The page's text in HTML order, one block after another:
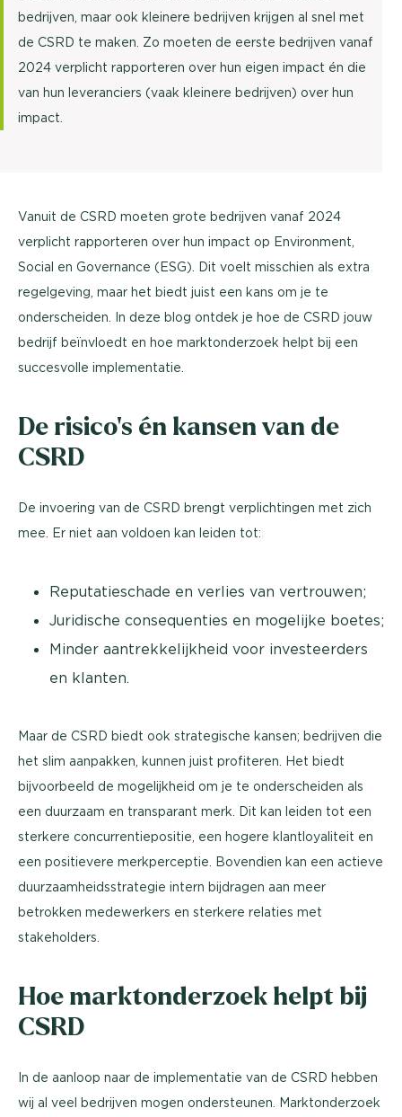
bedrijven, maar ook kleinere bedrijven krijgen al snel met
de CSRD te maken. Zo moeten de eerste bedrijven vanaf
2024 verplicht rapporteren over hun eigen impact én die
van hun leveranciers (vaak kleinere bedrijven) over hun
impact.
Vanuit de CSRD moeten grote bedrijven vanaf 2024
verplicht rapporteren over hun impact op Environment,
Social en Governance (ESG). Dit voelt misschien als extra
regelgeving, maar het biedt juist een kans om je te
onderscheiden. In deze blog ontdek je hoe de CSRD jouw
bedrijf beïnvloedt en hoe marktonderzoek helpt bij een
succesvolle implementatie.
De risico’s én kansen van de
CSRD
De invoering van de CSRD brengt verplichtingen met zich
mee. Er niet aan voldoen kan leiden tot:
Reputatieschade en verlies van vertrouwen;
Juridische consequenties en mogelijke boetes;
Minder aantrekkelijkheid voor investeerders
en klanten.
Maar de CSRD biedt ook strategische kansen; bedrijven die
het slim aanpakken, kunnen juist profiteren. Het biedt
bijvoorbeeld de mogelijkheid om je te onderscheiden als
een duurzaam en transparant merk. Dit kan leiden tot een
sterkere concurrentiepositie, een hogere klantloyaliteit en
een positievere merkperceptie. Bovendien kan een actieve
duurzaamheidsstrategie intern bijdragen aan meer
betrokken medewerkers en sterkere relaties met
stakeholders.
Hoe marktonderzoek helpt bij
CSRD
In de aanloop naar de implementatie van de CSRD hebben
wij al veel bedrijven mogen ondersteunen. Marktonderzoek